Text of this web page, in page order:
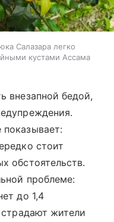
Салазара легко
кустами Ассама
внезапной бедой,
стоит
обстоятельств.
проблеме:
до 1,4
жители